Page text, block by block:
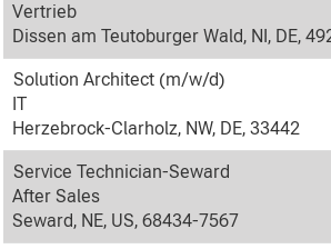
Vertrieb
Dissen am Teutoburger Wald, NI, DE,
Solution Architect (m/w/d)
IT
Herzebrock-Clarholz, NW, DE, 33442
Service Technician-Seward
After Sales
Seward, NE, US, 68434-7567